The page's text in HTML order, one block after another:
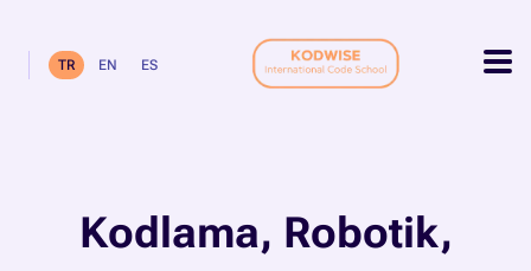
TR EN ES
Kodlama, Robotik,